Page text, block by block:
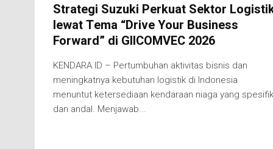
Strategi Suzuki Perkuat Sektor
lewat Tema “Drive Your Business
Forward” di GIICOMVEC 2026
KENDARA.ID – Pertumbuhan aktivitas bisnis dan
meningkatnya kebutuhan logistik di Indonesia
menuntut ketersediaan kendaraan niaga yang spesifik
dan andal. Menjawab...